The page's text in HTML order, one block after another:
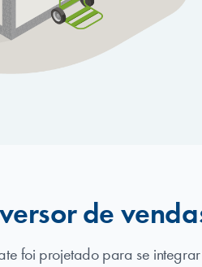
de
foi projetado para se